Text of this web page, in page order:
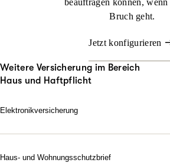
beauftragen können, wenn
Bruch geht.
Jetzt konfigurieren
Weitere Versicherung im Bereich
Haus und Haftpflicht
Elektronikversicherung
Bei uns können Sie mit der
Haus- und Wohnungsschutzbrief